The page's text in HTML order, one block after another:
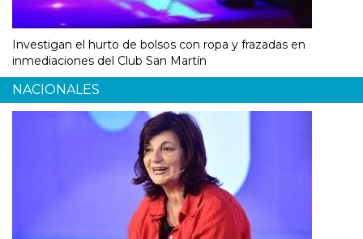
Investigan el hurto de bolsos con ropa y frazadas en
inmediaciones del Club San Martín
NACIONALES